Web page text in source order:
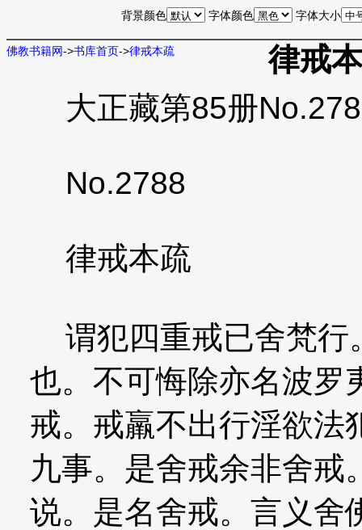
背景颜色 字体颜色 字体大小
佛教书籍网->书库首页->律戒本疏
律戒
大正藏第85册
No.2788
律戒本疏
谓犯四重戒已舍梵行
也。不可悔除亦名波罗
戒。戒羸不出行淫欲法
九事。是舍戒余非舍戒
说。是名舍戒。言义舍